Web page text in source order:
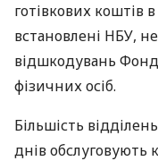
готівкових коштів
встановлені НБУ,
відшкодувань
фізичних осіб.
Більшість
днів обслуговують